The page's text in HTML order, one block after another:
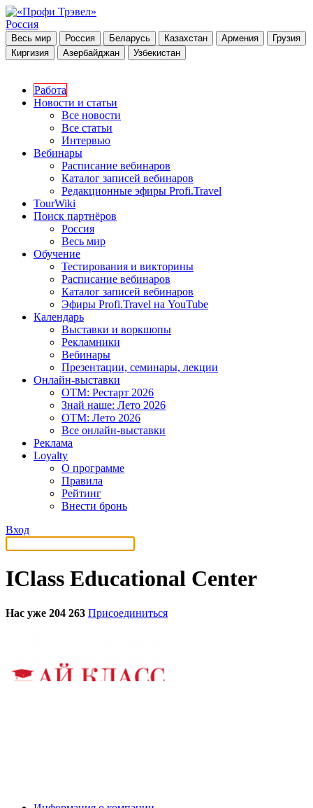
Россия
Весь мир Россия Беларусь Казахстан Армения
Грузия
Киргизия
Азербайджан Узбекистан
Работа
Новости и статьи
Все новости
Все статьи
Интервью
Вебинары
Расписание вебинаров
Каталог записей вебинаров
Редакционные эфиры Profi.Travel
TourWiki
Поиск партнёров
Россия
Весь мир
Обучение
Тестирования и викторины
Расписание вебинаров
Каталог записей вебинаров
Эфиры Profi.Travel на YouTube
Календарь
Выставки и воркшопы
Рекламники
Вебинары
Презентации, семинары, лекции
Онлайн-выставки
OTM: Рестарт 2026
Знай наше: Лето 2026
OTM: Лето 2026
Все онлайн-выставки
Реклама
Loyalty
О программе
Правила
Рейтинг
Внести бронь
Вход
IClass Educational Center
Нас уже 204 263 Присоединиться